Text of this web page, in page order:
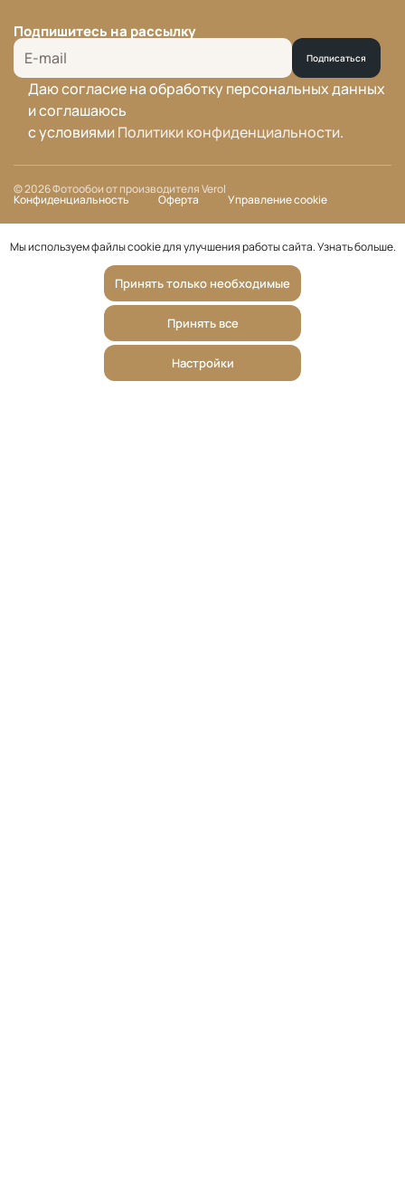
Подпишитесь на рассылку
Подписаться
Даю согласие на обработку персональных данных
и соглашаюсь
с условиямиПолитики конфиденциальности.
© 2026 Фотообои от производителя Verol
Конфиденциальность Оферта Управление cookie
Мы используем файлы cookie для улучшения работы сайта.Узнать больше.
Принять только необходимые
Принять все
Настройки